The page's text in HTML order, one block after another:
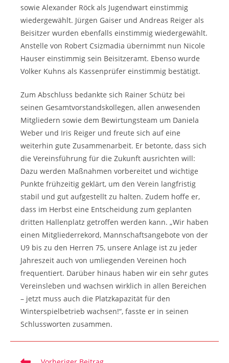
sowie Alexander Röck als Jugendwart einstimmig
wiedergewählt. Jürgen Gaiser und Andreas Reiger als
Beisitzer wurden ebenfalls einstimmig wiedergewählt.
Anstelle von Robert Csizmadia übernimmt nun Nicole
Hauser einstimmig sein Beisitzeramt. Ebenso wurde
Volker Kuhns als Kassenprüfer einstimmig bestätigt.
Zum Abschluss bedankte sich Rainer Schütz bei
seinen Gesamtvorstandskollegen, allen anwesenden
Mitgliedern sowie dem Bewirtungsteam um Daniela
Weber und Iris Reiger und freute sich auf eine
weiterhin gute Zusammenarbeit. Er betonte, dass sich
die Vereinsführung für die Zukunft ausrichten will:
Dazu werden Maßnahmen vorbereitet und wichtige
Punkte frühzeitig geklärt, um den Verein langfristig
stabil und gut aufgestellt zu halten. Zudem hoffe er,
dass im Herbst eine Entscheidung zum geplanten
dritten Hallenplatz getroffen werden kann. „Wir haben
einen Mitgliederrekord, Mannschaftsangebote von der
U9 bis zu den Herren 75, unsere Anlage ist zu jeder
Jahreszeit auch von umliegenden Vereinen hoch
frequentiert. Darüber hinaus haben wir ein sehr gutes
Vereinsleben und wachsen wirklich in allen Bereichen
– jetzt muss auch die Platzkapazität für den
Winterspielbetrieb wachsen!“, fasste er in seinen
Schlussworten zusammen.